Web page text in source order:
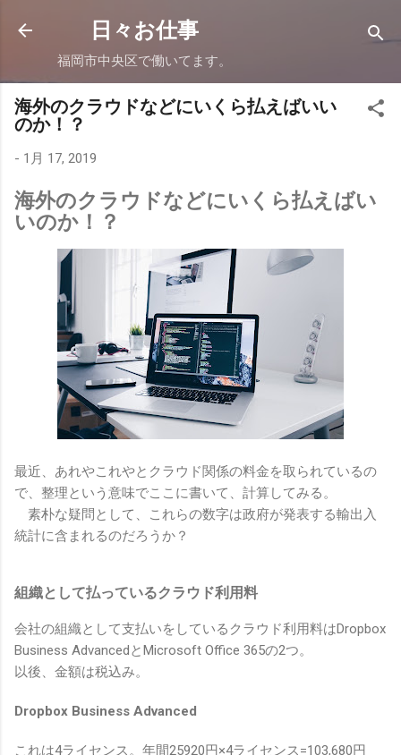
スキップしてメイン コンテンツに移動
日々お仕事
福岡市中央区で働いてます。
海外のクラウドなどにいくら払えばいい
のか！？
- 1月 17, 2019
海外のクラウドなどにいくら払えばい
いのか！？
最近、あれやこれやとクラウド関係の料金を取られているの
で、整理という意味でここに書いて、計算してみる。
素朴な疑問として、これらの数字は政府が発表する輸出入
統計に含まれるのだろうか？
組織として払っているクラウド利用料
会社の組織として支払いをしているクラウド利用料はDropbox
Business AdvancedとMicrosoft Office 365の2つ。
以後、金額は税込み。
Dropbox Business Advanced
これは4ライセンス。年間25920円×4ライセンス=103,680円